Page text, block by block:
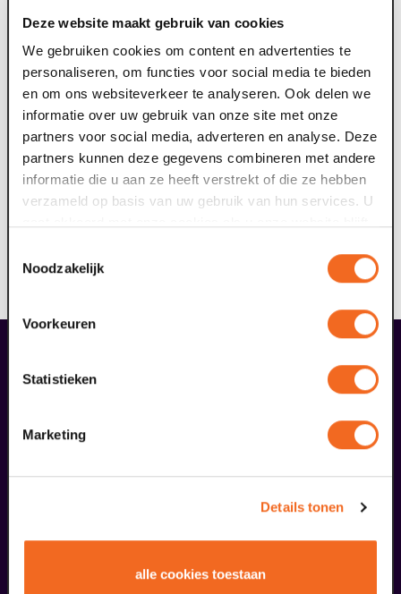
Deze website maakt gebruik van cookies
We gebruiken cookies om content en advertenties te
personaliseren, om functies voor social media te bieden
en om ons websiteverkeer te analyseren. Ook delen we
informatie over uw gebruik van onze site met onze
partners voor social media, adverteren en analyse. Deze
partners kunnen deze gegevens combineren met andere
informatie die u aan ze heeft verstrekt of die ze hebben
verzameld op basis van uw gebruik van hun services. U
Noodzakelijk
Voorkeuren
Statistieken
Marketing
Details tonen
alle cookies toestaan
Producent:Toneelgroep Maastricht
Bij deze voorstelling is er een gratis voorprogramma om
19:15 uur. Wel even gratis tickets bestellen graag. Dan
weten we dat je er bij bent!
GA! grote zaal
Deze voorstelling is onderdeel van de seriesGA! grote
zaal.Voor iedereen die zich elk jaar voorneemt vaker te
gaan en graag iets nieuws ziet, proeft, meemaakt. Vier
door programmeur Wieke Vrijhoef. Ze belooft je een